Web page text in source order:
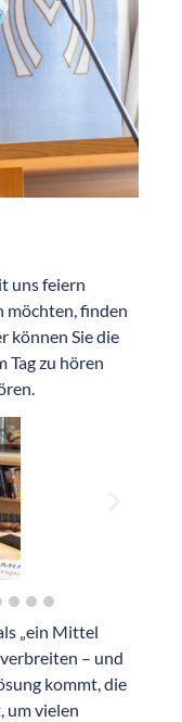
uns feiern
möchten, finden
können Sie die
Tag zu hören
„ein Mittel
– und
kommt, die
um vielen